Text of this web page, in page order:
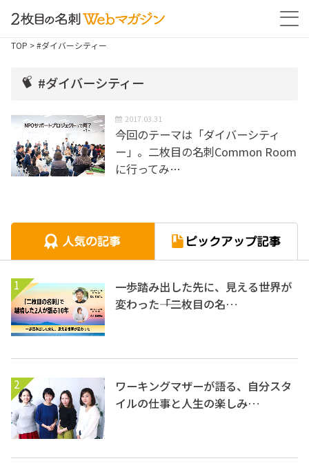
TOP > #ダイバーシティー
#ダイバーシティー
2017.03.31
今回のテーマは「ダイバーシティ
ー」。二枚目の名刺Common Room
に行ってみ…
1
一歩踏み出した先に、見える世界が
変わった――「二枚目の名…
2
ワーキングマザーが語る、自分スタ
イルの仕事と人生の楽しみ…